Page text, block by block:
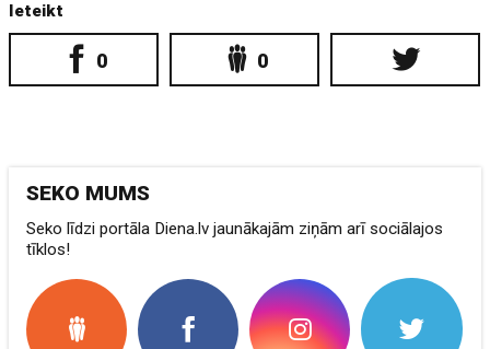
Ieteikt
0 0
SEKO MUMS
Seko līdzi portāla Diena.lv jaunākajām ziņām arī sociālajos
tīklos!